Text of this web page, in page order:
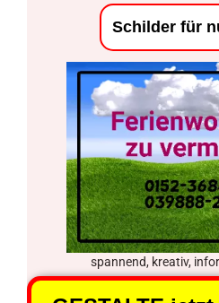
Schilder für
spannend, kreativ,